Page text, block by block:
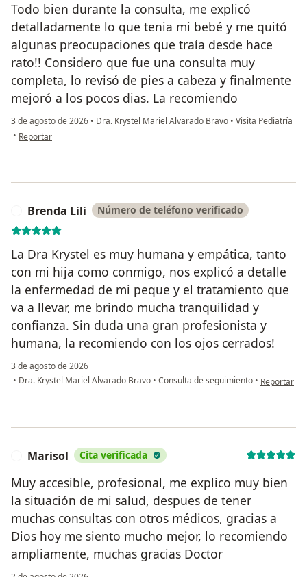
Todo bien durante la consulta, me explicó
detalladamente lo que tenia mi bebé y me quitó
algunas preocupaciones que traía desde hace
rato!! Considero que fue una consulta muy
completa, lo revisó de pies a cabeza y finalmente
mejoró a los pocos dias. La recomiendo
3 de agosto de 2026 • Dra. Krystel Mariel Alvarado Bravo • Visita Pediatría
• en opinión del usuario VC
Reportar
Brenda Lili Número de teléfono verificado
La Dra Krystel es muy humana y empática, tanto
con mi hija como conmigo, nos explicó a detalle
la enfermedad de mi peque y el tratamiento que
va a llevar, me brindo mucha tranquilidad y
confianza. Sin duda una gran profesionista y
humana, la recomiendo con los ojos cerrados!
3 de agosto de 2026
• Dra. Krystel Mariel Alvarado Bravo • Consulta de seguimiento • en opinión
Reportar
Marisol Cita verificada
Muy accesible, profesional, me explico muy bien
la situación de mi salud, despues de tener
muchas consultas con otros médicos, gracias a
Dios hoy me siento mucho mejor, lo recomiendo
ampliamente, muchas gracias Doctor